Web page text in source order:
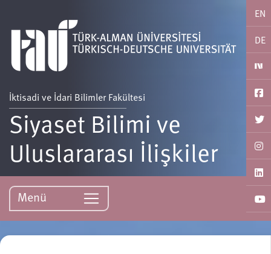
EN
DE
İktisadi ve İdari Bilimler Fakültesi
Siyaset Bilimi ve
Uluslararası İlişkiler
Menü